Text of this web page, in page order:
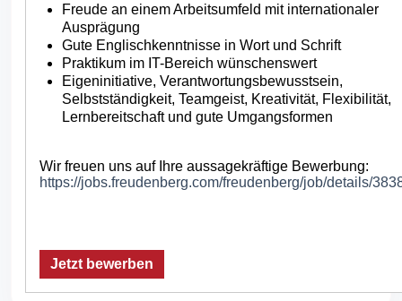
Freude an einem Arbeitsumfeld mit internationaler
Ausprägung
Gute Englischkenntnisse in Wort und Schrift
Praktikum im IT-Bereich wünschenswert
Eigeninitiative, Verantwortungsbewusstsein,
Selbstständigkeit, Teamgeist, Kreativität, Flexibilität,
Lernbereitschaft und gute Umgangsformen
Wir freuen uns auf Ihre aussagekräftige Bewerbung:
https://jobs.freudenberg.com/freudenberg/job/details/
Jetzt bewerben